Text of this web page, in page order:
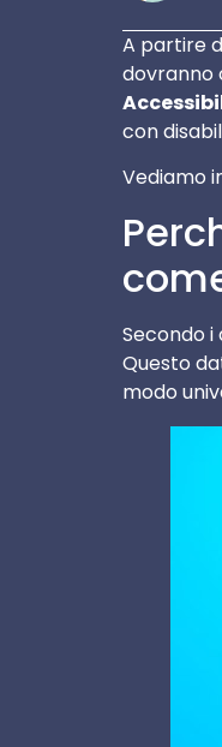
A partire
dovranno
con
Vediamo
Secondo
Questo
modo